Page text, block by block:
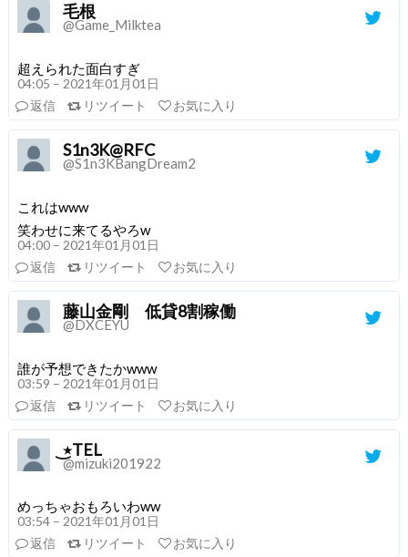
毛根
@Game_Milktea
超えられた面白すぎ
04:05 – 2021年01月01日
返信
リツイート お気に入り
S1n3K@RFC
@S1n3KBangDream2
これはwww
笑わせに来てるやろw
04:00 – 2021年01月01日
返信
リツイート お気に入り
藤山金剛 低貸8割稼働
@DXCEYU
誰が予想できたかwww
03:59 – 2021年01月01日
返信
リツイート お気に入り
٭͜TEL
@mizuki201922
めっちゃおもろいわww
03:54 – 2021年01月01日
返信
リツイート お気に入り